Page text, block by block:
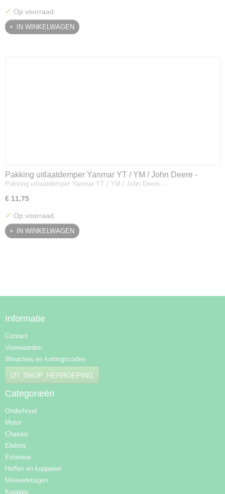
✓ Op voorraad
IN WINKELWAGEN
Pakking uitlaatdemper Yanmar YT / YM / John Deere -
128300-13230
Pakking uitlaatdemper Yanmar YT / YM / John Deere -…
€ 11,75
✓ Op voorraad
IN WINKELWAGEN
Informatie
Contact
Voorwaarden
Winacties en kortingscodes
IZI_SHOP_HERROEPING
Categorieën
Onderhoud
Motor
Chassis
Elektra
Exterieur
Heffen en koppelen
Miniwerktuigen
Koopjes